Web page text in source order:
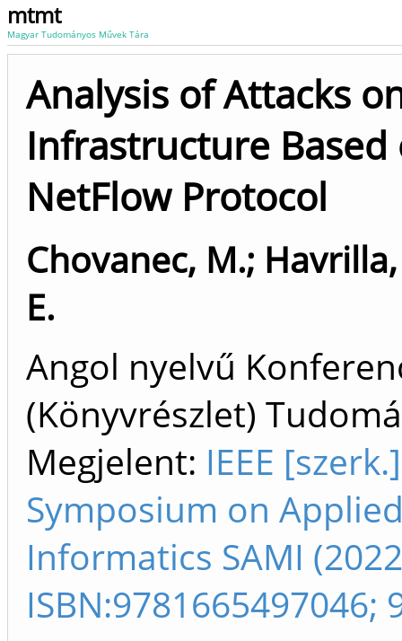
mtmt
Magyar Tudományos Művek Tára
Analysis of Attacks
Infrastructure
NetFlow Protocol
Chovanec, M.;
E.
Angol nyelvű
(Könyvrészlet)
Megjelent: IEEE
Symposium on
Informatics SAMI
ISBN:9781665497046;